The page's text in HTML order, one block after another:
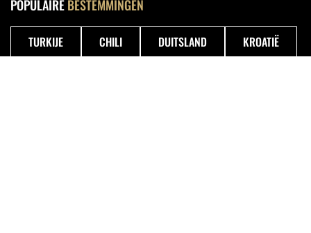
POPULAIREBESTEMMINGEN
TURKIJE CHILI DUITSLAND
KROATIË